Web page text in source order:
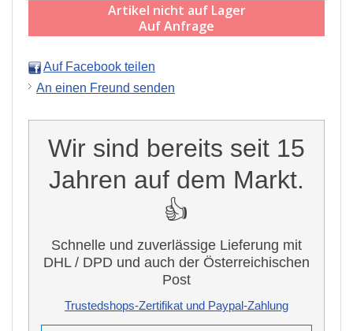
Artikel nicht auf Lager
Auf Anfrage
Auf Facebook teilen
An einen Freund senden
Wir sind bereits seit 15
Jahren auf dem Markt.
👍
Schnelle und zuverlässige Lieferung mit
DHL / DPD und auch der Österreichischen
Post
Trustedshops-Zertifikat und Paypal-Zahlung